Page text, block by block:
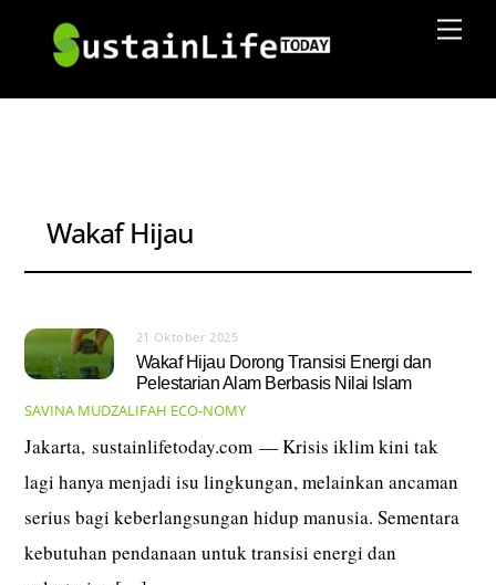
content
Wakaf Hijau
21 Oktober 2025
Wakaf Hijau Dorong Transisi Energi dan
Pelestarian Alam Berbasis Nilai Islam
SAVINA MUDZALIFAH ECO-NOMY
Jakarta, sustainlifetoday.com — Krisis iklim kini tak
lagi hanya menjadi isu lingkungan, melainkan ancaman
serius bagi keberlangsungan hidup manusia. Sementara
kebutuhan pendanaan untuk transisi energi dan